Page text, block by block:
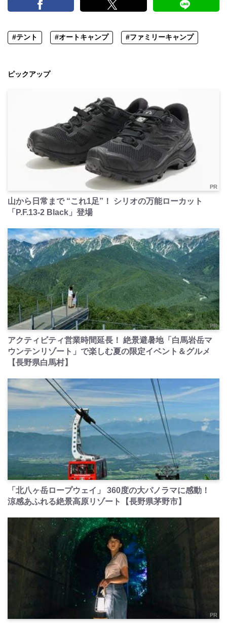
#テント #オートキャンプ #ファミリーキャンプ
ピックアップ
PR
山から日常まで “これ1足”！ シリオの万能ローカット
「P.F.13-2 Black」登場
PR
アクティビティ営業時間延長！ 絶景避暑地「白馬岩岳マ
ウンテンリゾート」で楽しむ夏の限定イベント＆グルメ
【長野県白馬村】
PR
「北八ヶ岳ロープウェイ」 360度の大パノラマに感動！
涼感あふれる絶景高原リゾート【長野県茅野市】
PR